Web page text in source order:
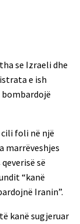
se Izraeli dhe
e ish
bombardojë
foli në një
marrëveshjes
së
“kanë
Iranin”.
kanë sugjeruar